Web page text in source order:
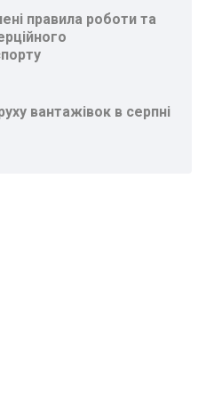
правила роботи та
вантажівок в серпні